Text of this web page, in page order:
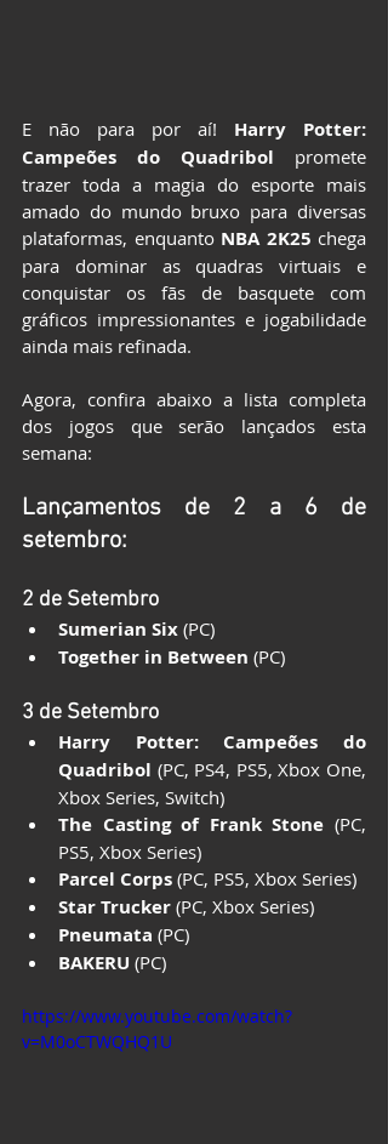
E não para por aí! Harry Potter:
Campeões do Quadribol promete
trazer toda a magia do esporte mais
amado do mundo bruxo para diversas
plataformas, enquanto NBA 2K25 chega
para dominar as quadras virtuais e
conquistar os fãs de basquete com
gráficos impressionantes e jogabilidade
ainda mais refinada.
Agora, confira abaixo a lista completa
dos jogos que serão lançados esta
semana:
Lançamentos de 2 a 6 de
setembro:
2 de Setembro
Sumerian Six (PC)
Together in Between (PC)
3 de Setembro
Harry Potter: Campeões do
Quadribol (PC, PS4, PS5, Xbox One,
Xbox Series, Switch)
The Casting of Frank Stone (PC,
PS5, Xbox Series)
Parcel Corps (PC, PS5, Xbox Series)
Star Trucker (PC, Xbox Series)
Pneumata (PC)
BAKERU (PC)
https://www.youtube.com/watch?
v=M0oCTWQHQ1U